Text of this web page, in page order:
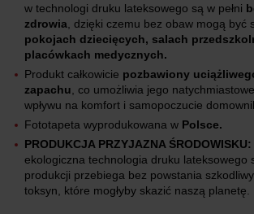
w technologi druku lateksowego są w pełni
zdrowia , dzięki czemu bez obaw mogą być
pokojach dziecięcych, salach
placówkach medycznych.
Produkt całkowicie pozbawiony
zapachu , co umożliwia jego
wpływu na komfort i samopoczucie
Fototapeta wyprodukowana w Polsce.
PRODUKCJA PRZYJAZNA ŚRODOWISKU:
ekologiczna technologia druku lateksowego
produkcji przebiega bez powstania
toksyn, które mogłyby skazić naszą planetę.